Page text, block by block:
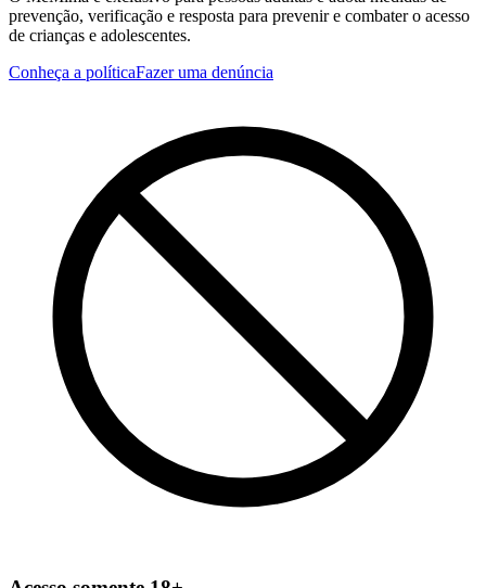
prevenção, verificação e resposta para prevenir e combater o acesso
de crianças e adolescentes.
Conheça a políticaFazer uma denúncia